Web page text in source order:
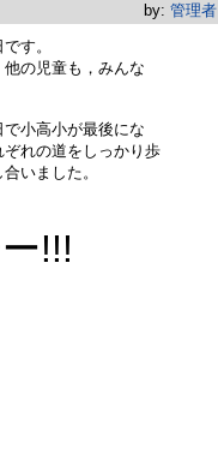
by: 管理者
す。
の児童も，みんな
小高小が最後にな
れの道をしっかり歩
いました。
!!!